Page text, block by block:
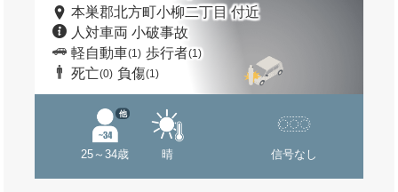
本巣郡北方町小柳二丁目 付近
人対車両 小破事故
軽自動車(1) 歩行者(1)
死亡(0) 負傷(1)
25～34歳
他
晴 信号なし